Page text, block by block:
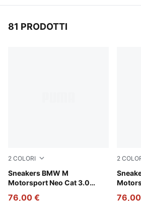
81 PRODOTTI
2 COLORI
Sneakers BMW M
Motorsport Neo Cat 3.0
PUMA Black-PUMA Silver
76,00 €
2